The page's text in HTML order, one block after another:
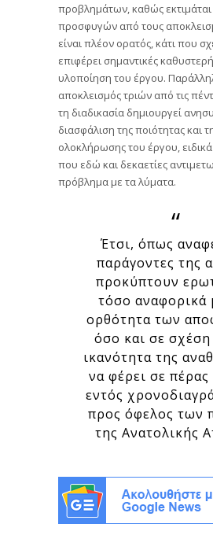
προβλημάτων, καθώς
προσφυγών από τους
είναι πλέον ορατός, κάτι που
επιφέρει σημαντικές
υλοποίηση του έργου.
αποκλεισμός τριών από τις
τη διαδικασία δημιουργεί
διασφάλιση της ποιότητας και
ολοκλήρωσης του έργου,
που εδώ και δεκαετίες
πρόβλημα με τα λύματα.
Έτσι, όπως
παράγοντες της
προκύπτουν
τόσο αναφορικά
ορθότητα των
όσο και σε σχέση
ικανότητα της
να φέρει σε πέρας
εντός
προς όφελος των
της Ανατολικής